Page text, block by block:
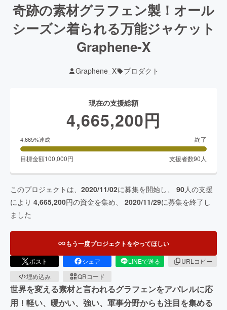
奇跡の素材グラフェン製！オール
シーズン着られる万能ジャケット
Graphene-X
Graphene_X プロダクト
現在の支援総額
4,665,200円
4,665%達成 終了
目標金額100,000円 支援者数90 人
このプロジェクトは、 2020/11/02に募集を開始し、 90人の支援
により 4,665,200円の資金を集め、 2020/11/29に募集を終了し
ました
もう一度プロジェクトをやってほしい
ポスト シェア LINEで送る
URLコピー
埋め込み
QRコード
世界を変える素材と言われるグラフェンをアパレルに応
用！軽い、暖かい、強い、軍事分野からも注目を集める